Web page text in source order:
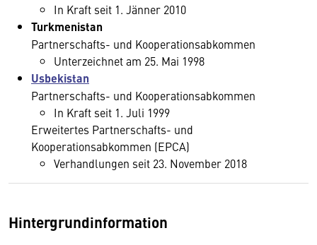
In Kraft seit 1. Jänner 2010
Turkmenistan
Partnerschafts- und Kooperationsabkommen
Unterzeichnet am 25. Mai 1998
Usbekistan
Partnerschafts- und Kooperationsabkommen
In Kraft seit 1. Juli 1999
Erweitertes Partnerschafts- und
Kooperationsabkommen (EPCA)
Verhandlungen seit 23. November 2018
Hintergrundinformation